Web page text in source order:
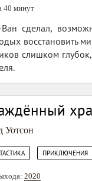
40 минут
сделал,
восстановить
слишком
Уотсон
ПРИКЛЮЧЕНИЯ
2020